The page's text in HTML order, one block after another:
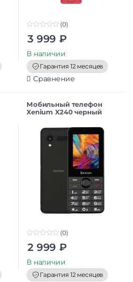
o
t
o
f
5
(0)
3 999 ₽
В наличии
Гарантия 12 месяцев
Сравнение
Мобильный телефон
Xenium X240 черный
o
t
o
f
5
(0)
2 999 ₽
В наличии
Гарантия 12 месяцев